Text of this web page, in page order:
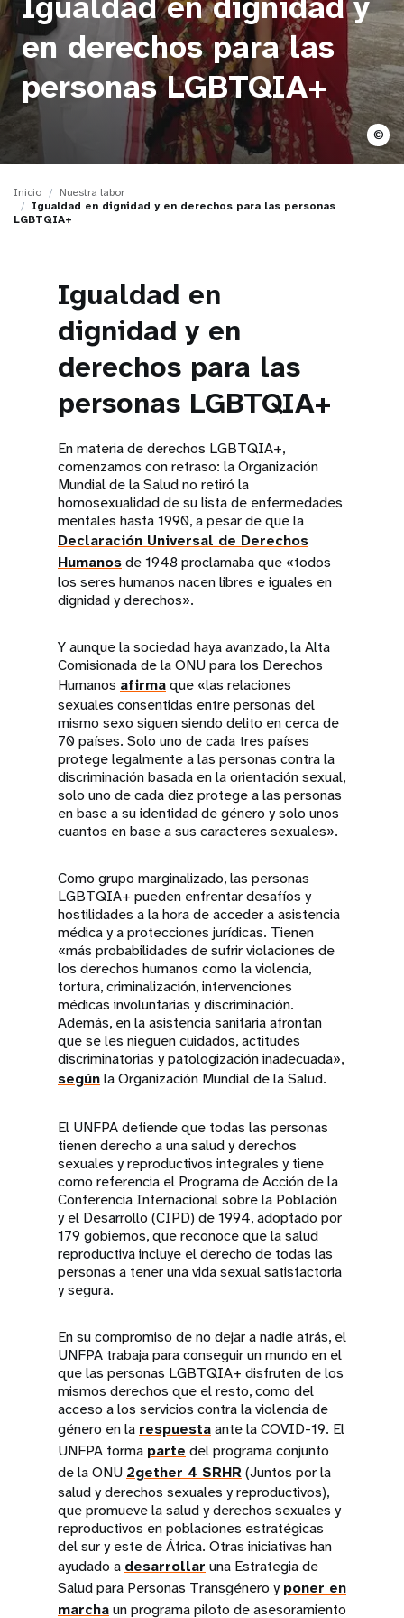
t
o
en derechos para las
personas LGBTQIA+
©
Inicio
Nuestra labor
Igualdad en dignidad y en derechos para las personas
LGBTQIA+
Igualdad en
dignidad y en
derechos para las
personas LGBTQIA+
En materia de derechos LGBTQIA+,
comenzamos con retraso: la Organización
Mundial de la Salud no retiró la
homosexualidad de su lista de enfermedades
mentales hasta 1990, a pesar de que la
Declaración Universal de Derechos
Humanosde 1948 proclamaba que «todos
los seres humanos nacen libres e iguales en
dignidad y derechos».
Y aunque la sociedad haya avanzado, la Alta
Comisionada de la ONU para los Derechos
Humanos afirmaque «las relaciones
sexuales consentidas entre personas del
mismo sexo siguen siendo delito en cerca de
70 países. Solo uno de cada tres países
protege legalmente a las personas contra la
discriminación basada en la orientación sexual,
solo uno de cada diez protege a las personas
en base a su identidad de género y solo unos
cuantos en base a sus caracteres sexuales».
Como grupo marginalizado, las personas
LGBTQIA+ pueden enfrentar desafíos y
hostilidades a la hora de acceder a asistencia
médica y a protecciones jurídicas. Tienen
«más probabilidades de sufrir violaciones de
los derechos humanos como la violencia,
tortura, criminalización, intervenciones
médicas involuntarias y discriminación.
Además, en la asistencia sanitaria afrontan
que se les nieguen cuidados, actitudes
discriminatorias y patologización inadecuada»,
segúnla Organización Mundial de la Salud.
El UNFPA defiende que todas las personas
tienen derecho a una salud y derechos
sexuales y reproductivos integrales y tiene
como referencia el Programa de Acción de la
Conferencia Internacional sobre la Población
y el Desarrollo (CIPD) de 1994, adoptado por
179 gobiernos, que reconoce que la salud
reproductiva incluye el derecho de todas las
personas a tener una vida sexual satisfactoria
y segura.
En su compromiso de no dejar a nadie atrás, el
UNFPA trabaja para conseguir un mundo en el
que las personas LGBTQIA+ disfruten de los
mismos derechos que el resto, como del
acceso a los servicios contra la violencia de
género en la respuestaante la COVID-19. El
UNFPA forma parte del programa conjunto
de la ONU 2gether 4 SRHR(Juntos por la
salud y derechos sexuales y reproductivos),
que promueve la salud y derechos sexuales y
reproductivos en poblaciones estratégicas
del sur y este de África. Otras iniciativas han
ayudado a desarrollar una Estrategia de
Salud para Personas Transgénero yponer en
marchaun programa piloto de asesoramiento